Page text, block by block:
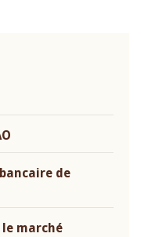
de
marché